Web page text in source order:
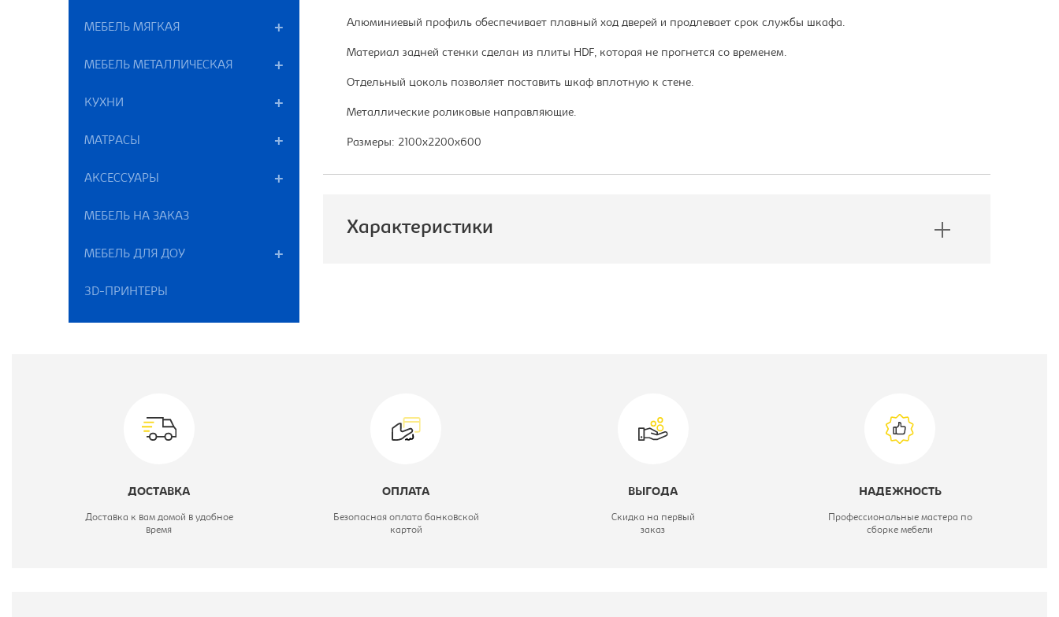
МЕБЕЛЬ МЯГКАЯ
МЕБЕЛЬ МЕТАЛЛИЧЕСКАЯ
КУХНИ
МАТРАСЫ
АКСЕССУАРЫ
МЕБЕЛЬ НА ЗАКАЗ
МЕБЕЛЬ ДЛЯ ДОУ
3D-ПРИНТЕРЫ
Алюминиевый профиль обеспечивает плавный ход дверей и продлевает срок службы шкафа.
Материал задней стенки сделан из плиты HDF, которая не прогнется со временем.
Отдельный цоколь позволяет поставить шкаф вплотную к стене.
Металлические роликовые направляющие.
Размеры: 2100х2200х600
Характеристики
Тип шкафа:
Модель: 210/220 ЗЗЗ
Глубина, мм:
ДОСТАВКА
Доставка к вам домой в удобное
время
ОПЛАТА
Безопасная оплата банковской
картой
ВЫГОДА
Скидка на первый
заказ
НАДЕЖНОСТЬ
Профессиональные мастера по
сборке мебели